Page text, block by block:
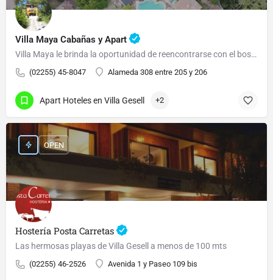
Villa Maya Cabañas y Apart
Villa Maya le brinda la oportunidad de reencontrarse con el bosque y el mar.
(02255) 45-8047 Alameda 308 entre 205 y 206
Apart Hoteles en Villa Gesell +2
Hostería Posta Carretas
Las hermosas playas de Villa Gesell a menos de 100 mts
(02255) 46-2526 Avenida 1 y Paseo 109 bis
OPEN